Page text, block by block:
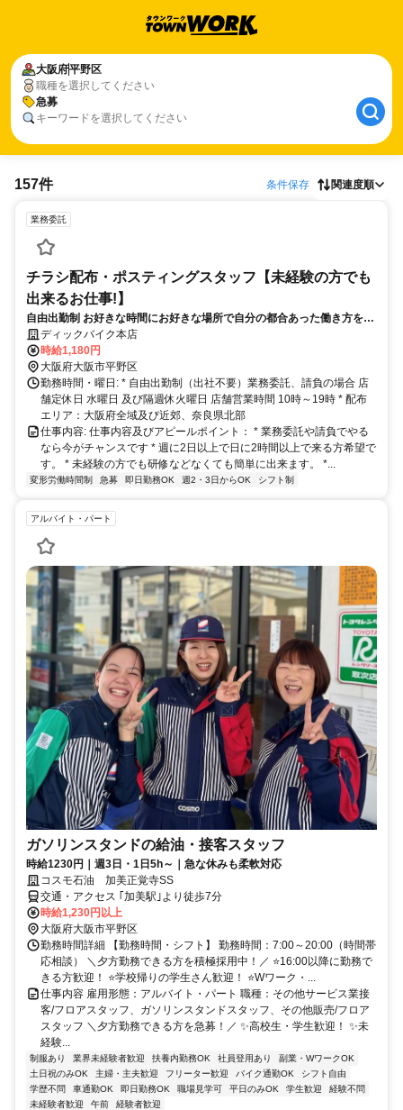
大阪府平野区
職種を選択してください
急募
キーワードを選択してください
157件 条件保存 関連度順
業務委託
チラシ配布・ポスティングスタッフ【未経験の方でも
出来るお仕事!】
自由出勤制 お好きな時間にお好きな場所で自分の都合あった働き方を提
案いたします
ディックバイク本店
時給1,180円
大阪府大阪市平野区
勤務時間・曜日: * 自由出勤制（出社不要）業務委託、請負の場合 店
舗定休日 水曜日 及び隔週休火曜日 店舗営業時間 10時～19時 * 配布
エリア：大阪府全域及び近郊、奈良県北部
仕事内容: 仕事内容及びアピールポイント： * 業務委託や請負でやる
なら今がチャンスです * 週に2日以上で日に2時間以上で来る方希望で
す。 * 未経験の方でも研修などなくても簡単に出来ます。 *...
変形労働時間制 急募 即日勤務OK 週2・3日からOK シフト制
アルバイト・パート
ガソリンスタンドの給油・接客スタッフ
時給1230円｜週3日・1日5h～｜急な休みも柔軟対応
コスモ石油 加美正覚寺SS
交通・アクセス ｢加美駅｣より徒歩7分
時給1,230円以上
大阪府大阪市平野区
勤務時間詳細 【勤務時間・シフト】 勤務時間：7:00～20:00（時間帯
応相談） ＼夕方勤務できる方を積極採用中！／ ⭐16:00以降に勤務で
きる方歓迎！ ⭐学校帰りの学生さん歓迎！ ⭐Wワーク・...
仕事内容 雇用形態：アルバイト・パート 職種：その他サービス業接
客/フロアスタッフ、ガソリンスタンドスタッフ、その他販売/フロア
スタッフ ＼夕方勤務できる方を急募！／ ✨高校生・学生歓迎！ ✨未
経験...
制服あり 業界未経験者歓迎 扶養内勤務OK 社員登用あり
副業・WワークOK
土日祝のみOK
主婦・主夫歓迎 フリーター歓迎 バイク通勤OK
シフト自由
学歴不問
車通勤OK 即日勤務OK 職場見学可 平日のみOK 学生歓迎
経験不問
未経験者歓迎
午前 経験者歓迎